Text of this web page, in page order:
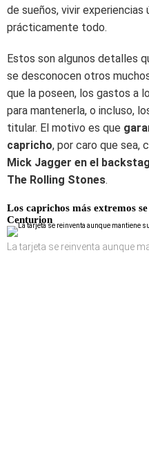
de sueños, vivir experiencias
prácticamente todo.
Estos son algunos detalles
se desconocen otros
que la poseen, los gastos a
para mantenerla, o incluso,
titular. El motivo es que
capricho, por caro que sea,
Mick Jagger en el
The Rolling Stones.
Los caprichos más extremos
Centurion
La tarjeta se reinventa aunque